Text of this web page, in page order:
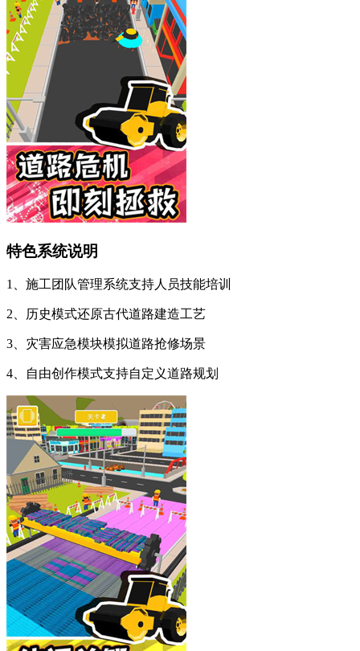
特色系统说明
1、施工团队管理系统支持人员技能培训
2、历史模式还原古代道路建造工艺
3、灾害应急模块模拟道路抢修场景
4、自由创作模式支持自定义道路规划